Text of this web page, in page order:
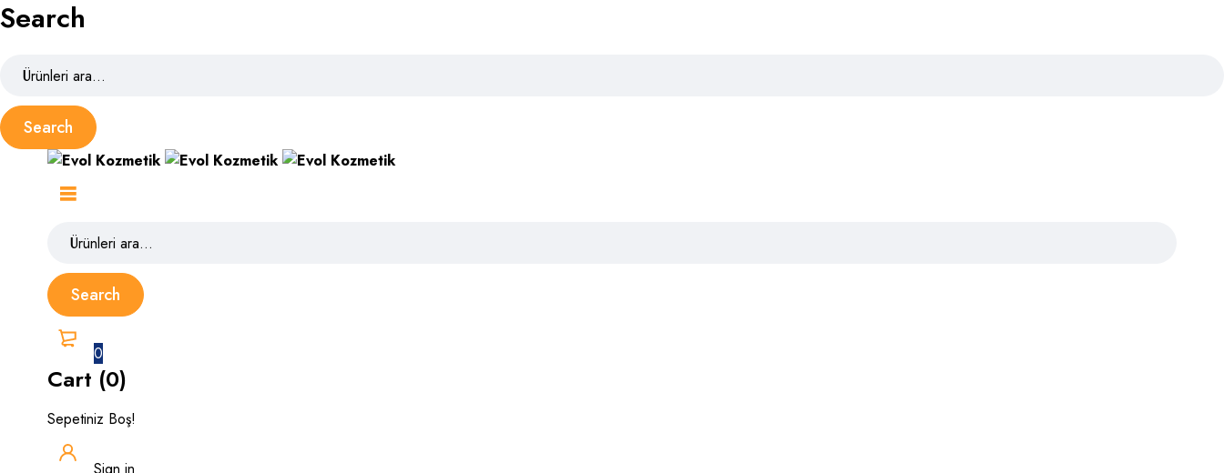
Search
0
Cart (0)
Sepetiniz Boş!